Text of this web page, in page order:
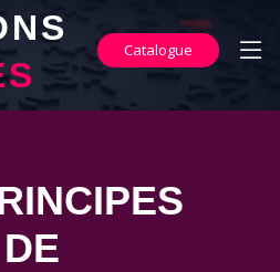
Catalogue
DE